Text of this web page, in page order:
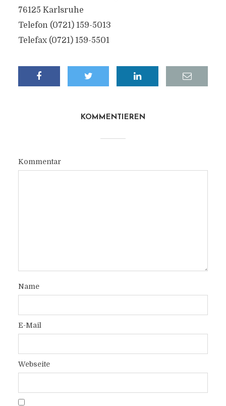
76125 Karlsruhe
Telefon (0721) 159-5013
Telefax (0721) 159-5501
KOMMENTIEREN
Kommentar
Name
E-Mail
Webseite